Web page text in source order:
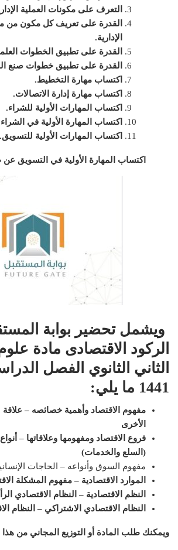
التعرف على مكونات العملية
القدرة على تعريف كل مكون من
الإدارية.
القدرة على تطبيق الخطوات
القدرة على تطبيق خطوات صنع
اكتساب مهارة التخطيط.
اكتساب مهارة إدارة الاتصالات.
اكتساب المهارات الأولية للشراء.
اكتساب المهارة الأولية في
اكتساب المهارات الأولية للتسويق.
اكتساب المهارة الأولية في التسويق عن
ويشمل تحضير بوابة
الركود الاقتصادى مادة
الثاني الثانوي الفصل
1441 ما يلي
:
مفهوم الاقتصاد وأهمية خصائصه – علاقة
الأخرى
فروع الاقتصاد ومفهومها وعلاقاتها –
(السلع والخدمات)
مفهوم السوق وأنواعه – الحاجات
الموارد الاقتصادية – مفهوم المشكلة
النظم الاقتصادية – النظام الاقتصادي
النظام الاقتصادي الاشتراكي – النظام
ويمكنك طلب المادة أو التوزيع المجاني من هذا